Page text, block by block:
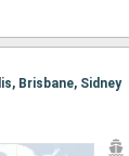
Brisbane, Sidney